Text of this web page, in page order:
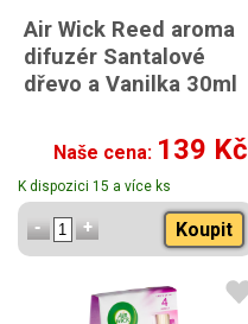
Air Wick Reed aroma
difuzér Santalové
dřevo a Vanilka 30ml
Naše cena: 139 Kč
K dispozici 15 a více ks
Koupit